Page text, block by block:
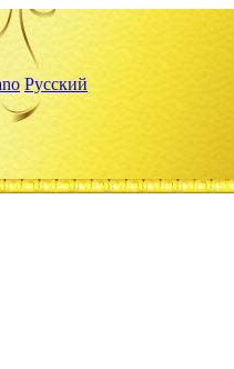
Русский